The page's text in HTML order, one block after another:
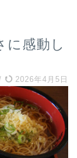
に感動し
2026年4月5日